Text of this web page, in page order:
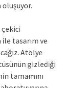
tasarım ve
Atölye
gizlediği
tamamını